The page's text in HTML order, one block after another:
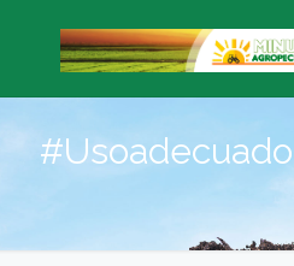
#Usoadecuado